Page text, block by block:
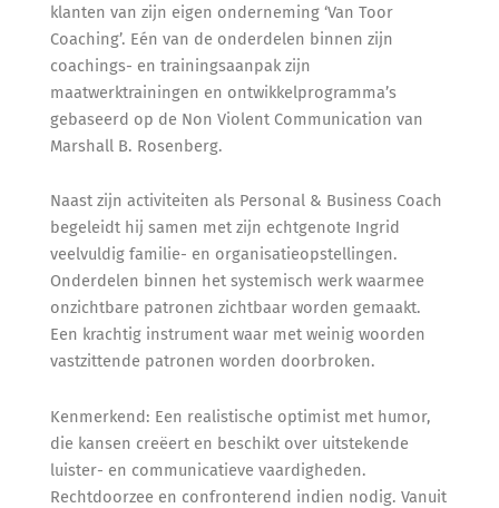
klanten van zijn eigen onderneming ‘Van Toor
Coaching’. Eén van de onderdelen binnen zijn
coachings- en trainingsaanpak zijn
maatwerktrainingen en ontwikkelprogramma’s
gebaseerd op de Non Violent Communication van
Marshall B. Rosenberg.
Naast zijn activiteiten als Personal & Business Coach
begeleidt hij samen met zijn echtgenote Ingrid
veelvuldig familie- en organisatieopstellingen.
Onderdelen binnen het systemisch werk waarmee
onzichtbare patronen zichtbaar worden gemaakt.
Een krachtig instrument waar met weinig woorden
vastzittende patronen worden doorbroken.
Kenmerkend: Een realistische optimist met humor,
die kansen creëert en beschikt over uitstekende
luister- en communicatieve vaardigheden.
Rechtdoorzee en confronterend indien nodig. Vanuit